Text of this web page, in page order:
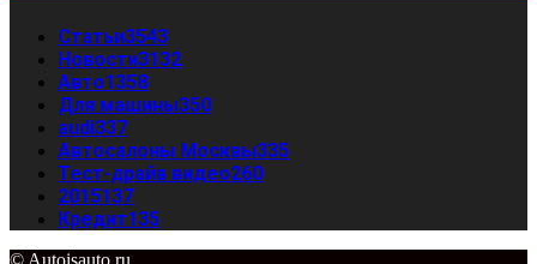
Статьи3543
Новости3132
Авто1358
Для машины350
audi337
Автосалоны Москвы335
Тест-драйв видео260
2015137
Кредит135
© Autoisauto.ru